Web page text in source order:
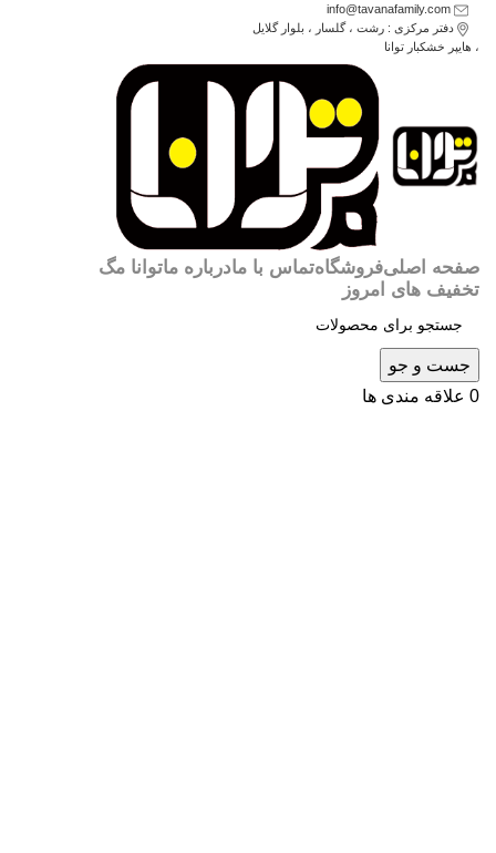
دفتر مرکزی : رشت ، گلسار ، بلوار گلایل
، هایپر خشکبار توانا
صفحه اصلیفروشگاهتماس با مادرباره ماتوانا مگ
تخفیف های امروز
جست و جو
0 علاقه مندی ها